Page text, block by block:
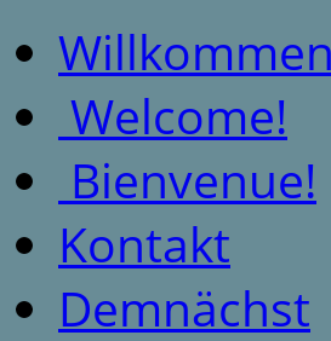
Welcome!
Bienvenue!
Kontakt
Demnächst